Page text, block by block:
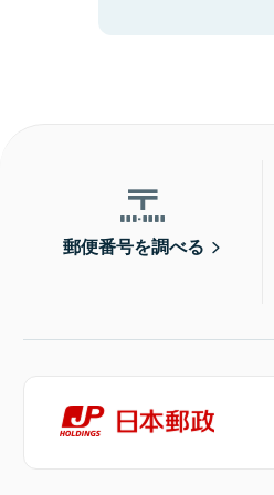
郵便番号を調べる